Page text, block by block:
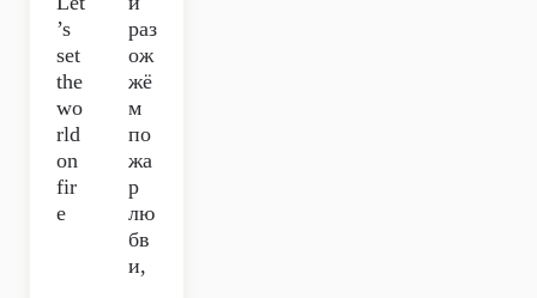
’s
set
the
wo
rld
on
fir
e
раз
ож
жё
м
по
жа
р
лю
бв
и,